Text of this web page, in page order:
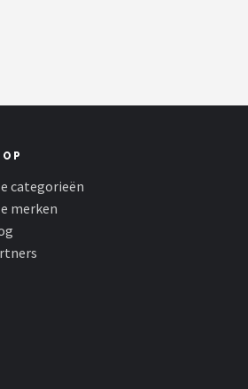
categorieën
merken